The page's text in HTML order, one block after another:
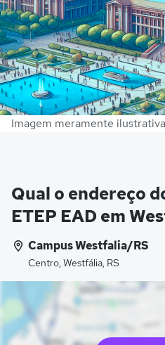
Imagem meramente ilustrativa
Qual o endereço
ETEP EAD em
Campus Westfalia/RS
Centro, Westfália, RS